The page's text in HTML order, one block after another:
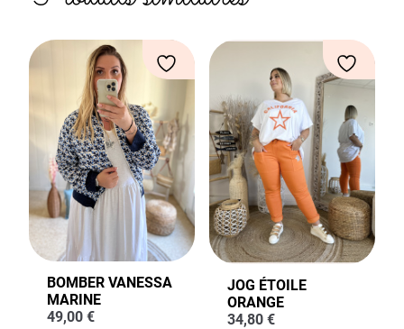
BOMBER VANESSA
MARINE
49,00 €
JOG ÉTOILE
ORANGE
34,80 €